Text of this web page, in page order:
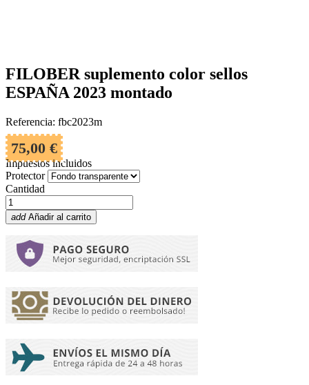
FILOBER suplemento color sellos
ESPAÑA 2023 montado
Referencia: fbc2023m
75,00 €
Impuestos incluidos
Protector
Cantidad
add Añadir al carrito